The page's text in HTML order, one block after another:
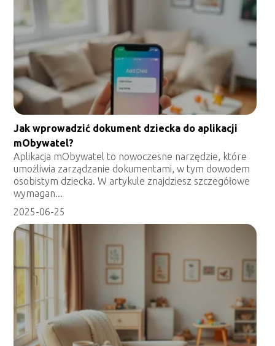
Jak wprowadzić dokument dziecka do aplikacji
mObywatel?
Aplikacja mObywatel to nowoczesne narzędzie, które
umożliwia zarządzanie dokumentami, w tym dowodem
osobistym dziecka. W artykule znajdziesz szczegółowe
wymagan...
2025-06-25